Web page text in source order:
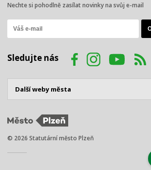
Nechte si pohodlně zasílat novinky na svůj e-mail
Sledujte nás
© 2026 Statutární město Plzeň